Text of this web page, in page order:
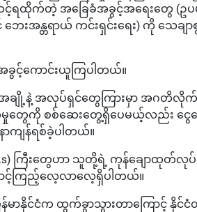
င့်ရထိုက်တဲ့ အခြေခံအခွင့်အရေးတွေ (ဥပ
းအန္တရာယ် ကင်းရှင်းရေး) ကို သေချာစွ
င့်ကောင်းယူကြပါတယ်။
အချို့နဲ့ အလုပ်ရှင်တွေကြားမှာ အဂတိလိုက်
တွေကို စစ်ဆေးတွေ့ရှိပေမယ့်လည်း ငွေပေ
ျန်ရစ်ခဲ့ပါတယ်။
ကြီးတွေဟာ သူတို့ရဲ့ ကုန်ချောထုတ်လု
င့်ကြည့်လေ့လာလေ့ရှိပါတယ်။
ြန်မာနိုင်ငံက ထွက်ခွာသွားတာကြောင့် နိုင်